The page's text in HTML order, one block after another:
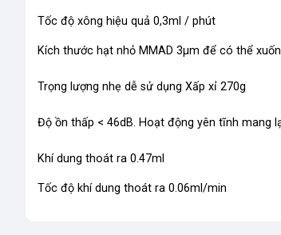
Tốc độ xông hiệu quả 0,3ml / phút
Kích thước hạt nhỏ MMAD 3µm để có thể
Trọng lượng nhẹ dễ sử dụng Xấp xỉ 270g
Độ ồn thấp < 46dB. Hoạt động yên tĩnh mang
Khí dung thoát ra 0.47ml
Tốc độ khí dung thoát ra 0.06ml/min